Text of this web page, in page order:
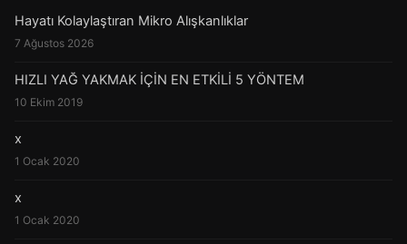
Hayatı Kolaylaştıran Mikro Alışkanlıklar
7 Ağustos 2026
HIZLI YAĞ YAKMAK İÇİN EN ETKİLİ 5 YÖNTEM
10 Ekim 2019
x
1 Ocak 2020
x
1 Ocak 2020